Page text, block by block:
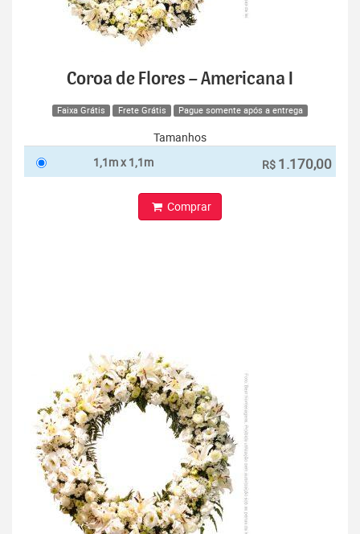
Coroa de Flores – Americana I
Faixa Grátis Frete Grátis Pague somente após a entrega
Tamanhos
1,1m x 1,1m
R$ 1.170,00
Comprar